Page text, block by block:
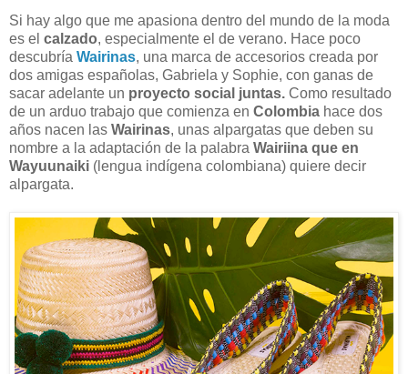
Si hay algo que me apasiona dentro del mundo de la moda
es el calzado, especialmente el de verano. Hace poco
descubría Wairinas, una marca de accesorios creada por
dos amigas españolas, Gabriela y Sophie, con ganas de
sacar adelante un proyecto social juntas. Como resultado
de un arduo trabajo que comienza en Colombia hace dos
años nacen las Wairinas, unas alpargatas que deben su
nombre a la adaptación de la palabra Wairiina que en
Wayuunaiki (lengua indígena colombiana) quiere decir
alpargata.